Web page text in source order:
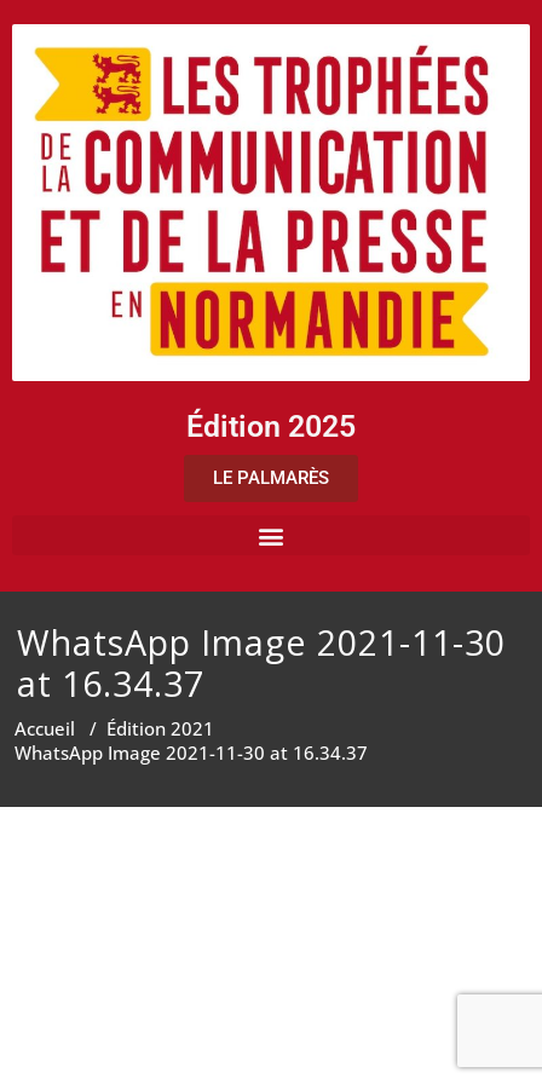
Édition 2025
LE PALMARÈS
WhatsApp Image 2021-11-30
at 16.34.37
Accueil / Édition 2021
WhatsApp Image 2021-11-30 at 16.34.37